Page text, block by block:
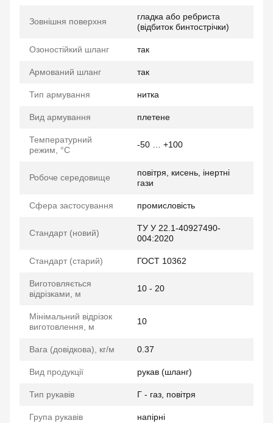
Зовнішня поверхня
гладка або ребриста
(відбиток бинтострічки)
Озоностійкий шланг так
Армований шланг так
Тип армування нитка
Вид армування плетене
Температурний
режим, °C
-50 … +100
Робоче середовище
повітря, кисень, інертні
гази
Сфера застосування промисловість
Стандарт (новий)
ТУ У 22.1-40927490-
004:2020
Стандарт (старий) ГОСТ 10362
Виготовляється
відрізками, м
10 - 20
Мінімальний відрізок
виготовлення, м
10
Вага (довідкова), кг/м 0.37
Вид продукції рукав (шланг)
Тип рукавів Г - газ, повітря
Група рукавів напірні